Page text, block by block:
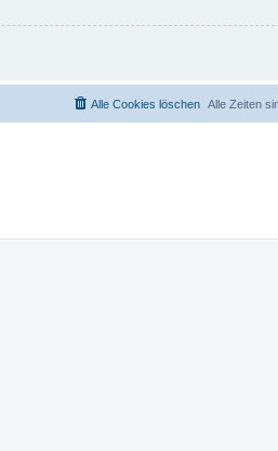
Alle Zeiten
Alle Cookies löschen